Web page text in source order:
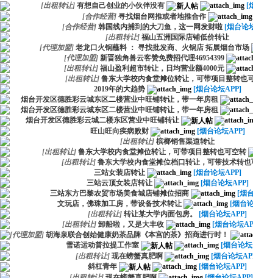
[出租转让] 有想自己创业的小伙伴没有 [
[合作经营] 寻找烟台网推或者地推合作
[合作经营] 韩国线内捕到的大刀鱼，这一网发财啦 [烟台论
[出租转让] 福山五洲国际店铺低价转让
[代理加盟] 老龙口火锅蘸料 ： 寻找批发商、火锅店 拓展烟台市场
[代理加盟] 新晋独角兽云客赞免费招代理46954399
[出租转让] 福山盈利超市转让，日均营业额4000元
[出租转让] 鲁东大学校内食堂摊位转让，可带项目整转也
2019年的大趋势
[烟台论坛APP]
烟台开发区德胜彩云城东区二楼营业中旺铺转让，带一年房租
烟台开发区德胜彩云城东区二楼营业中旺铺转让，带一年房租
烟台开发区德胜彩云城二楼东区营业中旺铺转让
旺山旺向疾病败财
[烟台论坛APP]
[出租转让] 槟榔销售渠道转让
[出租转让] 鲁东大学校内食堂摊位转让，可带项目整转也可空转
[出租转让] 鲁东大学校内食堂摊位档口转让，可带技术转也
三站女装店转让
[烟台论坛APP]
三站云顶女装店转让
[烟台论坛APP]
三站东方巴黎农贸市场美食城店铺摊位招商
[烟
文玩店，佛珠加工房，带设备技术转让
[烟台
[出租转让] 转让某大学内面包房。 [烟台论坛APP]
[出租转让] 卸船啦，又是大丰收 [烟台论坛
[代理加盟] 胡海泉联合创始健康奶茶品牌《本宫的茶》招商进行时！
雪诺运动普拉提工作室
[烟台论
[出租转让] 现在螃蟹真肥啊 [烟台论坛
斜杠青年
[烟台论坛APP]